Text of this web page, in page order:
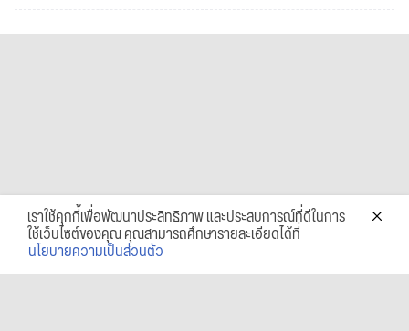
เราใช้คุกกี้เพื่อพัฒนาประสิทธิภาพ และประสบการณ์ที่ดีในการ
ใช้เว็บไซต์ของคุณ คุณสามารถศึกษารายละเอียดได้ที่
นโยบายความเป็นส่วนตัว